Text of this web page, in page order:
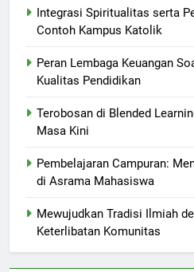
Integrasi Spiritualitas serta
Contoh Kampus Katolik
Peran Lembaga Keuangan
Kualitas Pendidikan
Terobosan di Blended
Masa Kini
Pembelajaran Campuran:
di Asrama Mahasiswa
Mewujudkan Tradisi Ilmiah
Keterlibatan Komunitas